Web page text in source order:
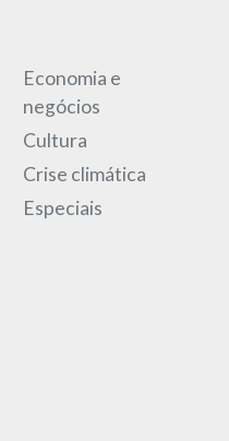
Economia e
negócios
Cultura
Crise climática
Especiais